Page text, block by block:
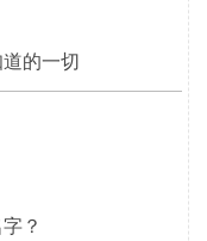
的一切
？